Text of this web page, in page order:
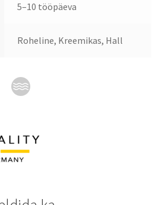
5–10 tööpäeva
Roheline, Kreemikas, Hall